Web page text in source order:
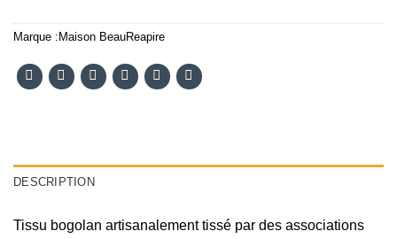
Marque : Maison BeauReapire
DESCRIPTION
Tissu bogolan artisanalement tissé par des associations